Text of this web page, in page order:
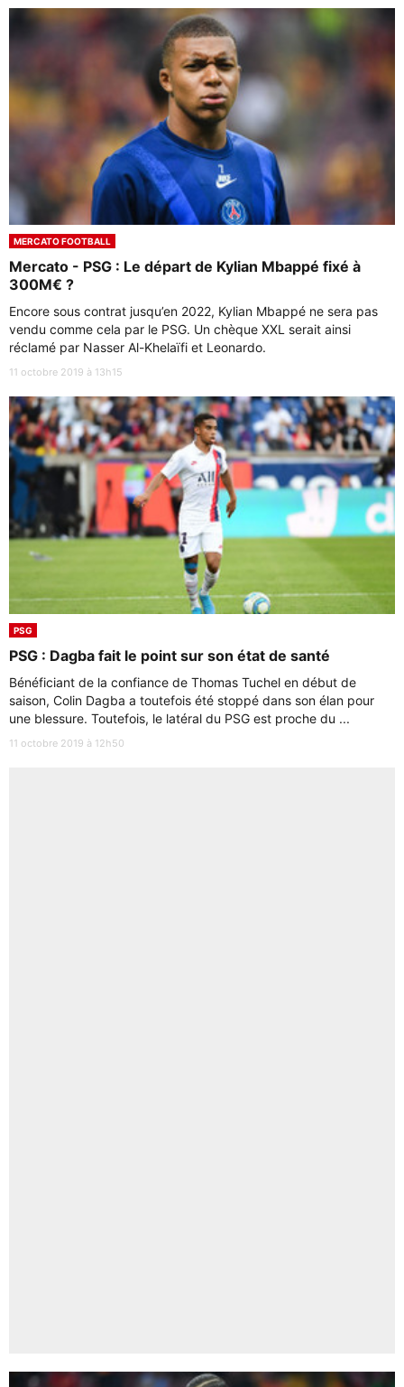
MERCATO FOOTBALL
Mercato - PSG : Le départ de Kylian Mbappé fixé à
300M€ ?
Encore sous contrat jusqu’en 2022, Kylian Mbappé ne sera pas
vendu comme cela par le PSG. Un chèque XXL serait ainsi
réclamé par Nasser Al-Khelaïfi et Leonardo.
11 octobre 2019 à 13h15
PSG
PSG : Dagba fait le point sur son état de santé
Bénéficiant de la confiance de Thomas Tuchel en début de
saison, Colin Dagba a toutefois été stoppé dans son élan pour
une blessure. Toutefois, le latéral du PSG est proche du ...
11 octobre 2019 à 12h50